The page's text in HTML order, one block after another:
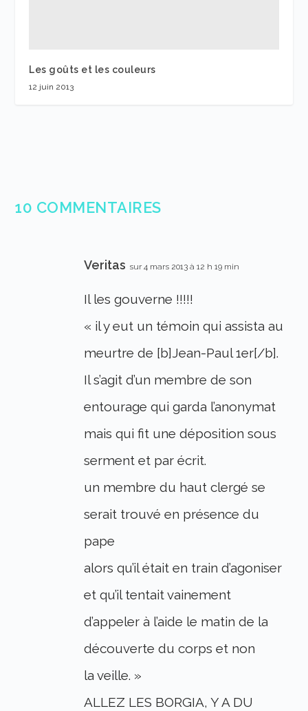
Les goûts et les couleurs
12 juin 2013
10 COMMENTAIRES
Veritas sur 4 mars 2013 à 12 h 19 min
Il les gouverne !!!!!
« il y eut un témoin qui assista au
meurtre de [b]Jean-Paul 1er[/b].
Il s’agit d’un membre de son
entourage qui garda l’anonymat
mais qui fit une déposition sous
serment et par écrit.
un membre du haut clergé se
serait trouvé en présence du
pape
alors qu’il était en train d’agoniser
et qu’il tentait vainement
d’appeler à l’aide le matin de la
découverte du corps et non
la veille. »
ALLEZ LES BORGIA, Y A DU